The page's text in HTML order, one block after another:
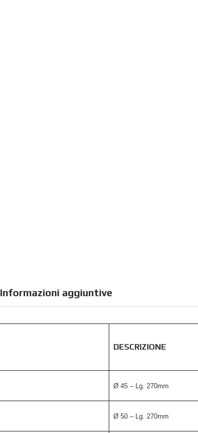
Informazioni aggiuntive
DESCRIZIONE
Ø 45 – Lg. 270mm
Ø 50 – Lg. 270mm